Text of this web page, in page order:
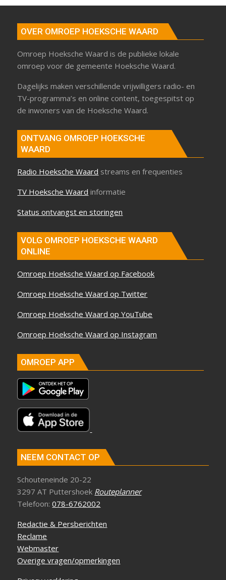
OVER OMROEP HOEKSCHE WAARD
Omroep Hoeksche Waard is de publieke lokale
omroep voor de gemeente Hoeksche Waard.
Dagelijks maken verschillende vrijwilligers radio- en
TV-programma’s en online content, toegespitst op
de inwoners van de Hoeksche Waard.
ONTVANG OMROEP HOEKSCHE
WAARD
Radio Hoeksche Waard streams en frequenties
TV Hoeksche Waard informatie
Status ontvangst en storingen
VOLG OMROEP HOEKSCHE WAARD
ONLINE
Omroep Hoeksche Waard op Facebook
Omroep Hoeksche Waard op Twitter
Omroep Hoeksche Waard op YouTube
Omroep Hoeksche Waard op Instagram
OMROEP APP
NEEM CONTACT OP
Schouteneinde 20-22
3297 AT Puttershoek Routeplanner
Telefoon:078-6762002
Redactie & Persberichten
Reclame
Webmaster
Overige vragen/opmerkingen